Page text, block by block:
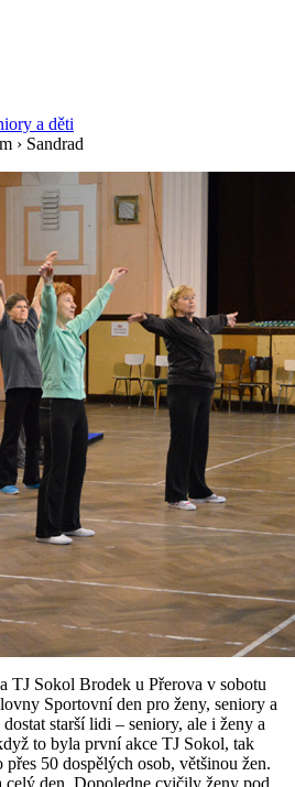
a děti
› Sandrad
TJ Sokol Brodek u Přerova v sobotu
Sportovní den pro ženy, seniory a
starší lidi – seniory, ale i ženy a
to byla první akce TJ Sokol, tak
50 dospělých osob, většinou žen.
celý den. Dopoledne cvičily ženy pod